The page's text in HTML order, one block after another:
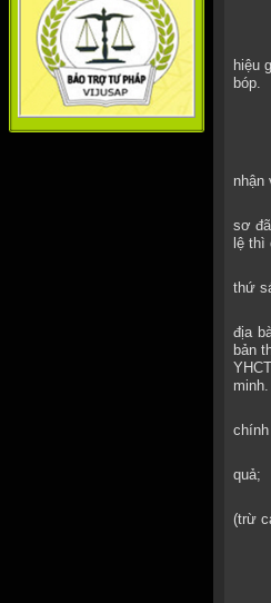
hiệu
bóp.
nhận
sơ
lệ thì
thứ
địa
bản
minh.
quả;
(trừ